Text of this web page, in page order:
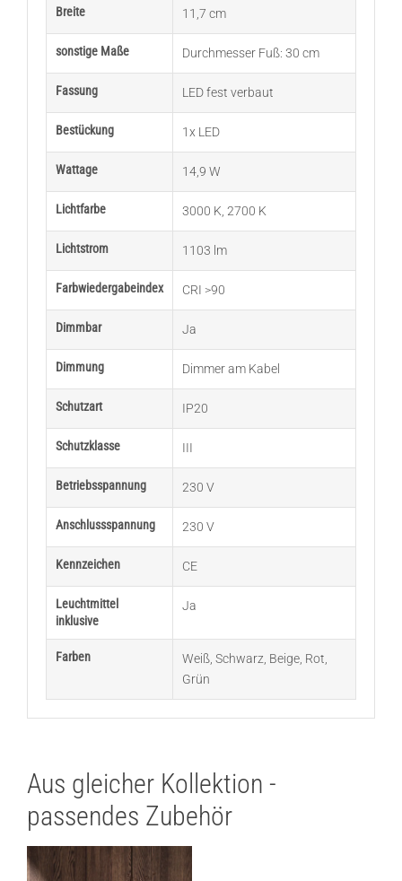
Breite 11,7 cm
sonstige Maße Durchmesser Fuß: 30 cm
Fassung LED fest verbaut
Bestückung 1x LED
Wattage 14,9 W
Lichtfarbe 3000 K 2700 K
Lichtstrom 1103 lm
Farbwiedergabeindex CRI >90
Dimmbar Ja
Dimmung Dimmer am Kabel
Schutzart IP20
Schutzklasse III
Betriebsspannung 230 V
Anschlussspannung 230 V
Kennzeichen CE
Leuchtmittel
inklusive
Ja
Farben Weiß, Schwarz Beige, Rot
Grün
Aus gleicher Kollektion -
passendes Zubehör